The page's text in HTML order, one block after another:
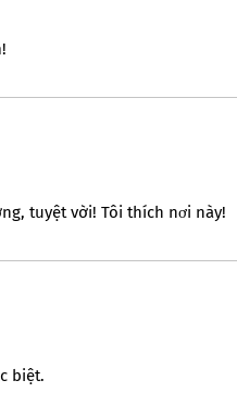
tuyệt vời! Tôi thích nơi này!
biệt.